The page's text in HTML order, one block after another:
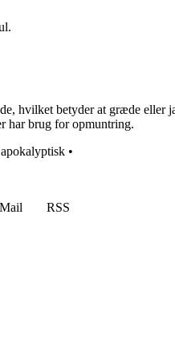
hvilket betyder at græde
har brug for opmuntring.
apokalyptisk •
Mail
RSS